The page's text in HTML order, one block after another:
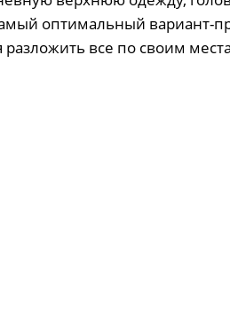
оптимальный вариант-
все по своим